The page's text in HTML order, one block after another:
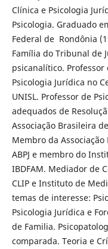
Clínica e Psicologia
Psicologia. Graduado
Federal de Rondônia
Família do Tribunal de
psicanalítico.
Psicologia Jurídica no
UNISL. Professor de
adequados de
Associação Brasileira
Membro da
ABPJ e membro do
IBDFAM. Mediador de
CLIP e Instituto de
temas de interesse:
Psicologia Jurídica e
de Familia.
comparada. Teoria e